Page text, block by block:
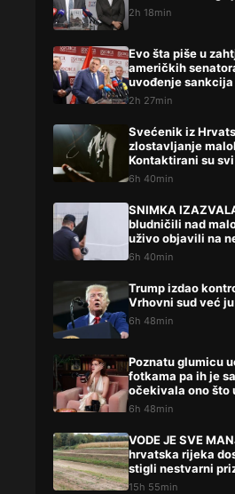
2h 18min
Evo šta piše u
američkih
uvođenje
u
2h 27min
Svećenik iz
zlostavljanje
Kontaktirani su
su rekli
6h 40min
SNIMKA
bludničili nad
uživo objavili na
u lajvu”
6h 40min
Trump izdao
Vrhovni sud već
6h 48min
Poznatu glumicu
fotkama pa ih je
očekivala ono što
me‘
6h 48min
VODE JE SVE
hrvatska rijeka
stigli nestvarni
15h 55min